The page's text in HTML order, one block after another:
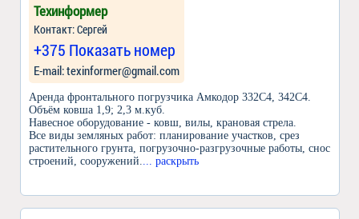
Техинформер
Контакт: Сергей
+375 Показать номер
Е-mail: texinformer@gmail.com
Аренда фронтального погрузчика Амкодор 332С4, 342С4.
Объём ковша 1,9; 2,3 м.куб.
Навесное оборудование - ковш, вилы, крановая стрела.
Все виды земляных работ: планирование участков, срез
растительного грунта, погрузочно-разгрузочные работы, снос
строений, сооружений.
... раскрыть